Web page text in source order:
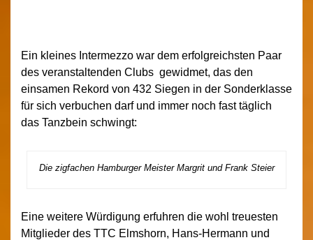
Ein kleines Intermezzo war dem erfolgreichsten Paar
des veranstaltenden Clubs gewidmet, das den
einsamen Rekord von 432 Siegen in der Sonderklasse
für sich verbuchen darf und immer noch fast täglich
das Tanzbein schwingt:
Die zigfachen Hamburger Meister Margrit und Frank Steier
Eine weitere Würdigung erfuhren die wohl treuesten
Mitglieder des TTC Elmshorn, Hans-Hermann und